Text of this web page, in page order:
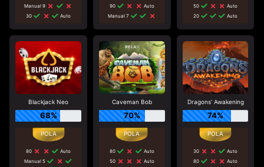
Manual 9
30
Auto
90
Auto
Manual 7
50
Auto
20
Auto
Blackjack Neo
68%
80
Auto
Manual 5
Caveman Bob
70%
80
Auto
50
Auto
Dragons' Awakening
74%
30
Auto
80
Auto